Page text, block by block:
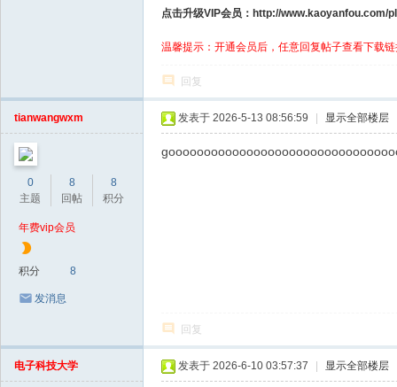
点击升级VIP会员：http://www.kaoyanfou.com/
温馨提示：开通会员后，任意回复帖子查看下载
回复
tianwangwxm
0
主题
8
回帖
8
积分
年费vip会员
积分 8
发消息
发表于 2026-5-13 08:56:59 显示全部楼层
回复
电子科技大学 发表于 2026-6-10 03:57:37 显示全部楼层